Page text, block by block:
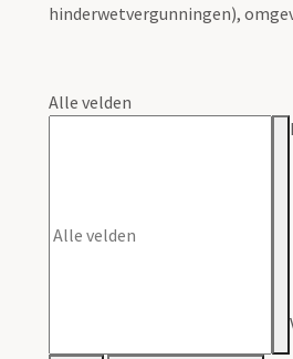
hinderwetvergunningen),
Alle velden